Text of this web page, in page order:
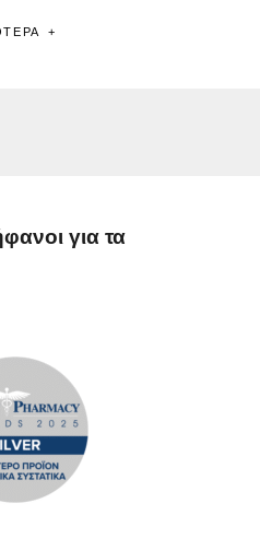
για τα